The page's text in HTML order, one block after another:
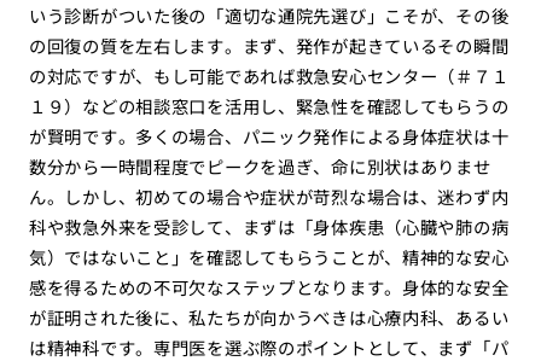
いう診断がついた後の「適切な通院先選び」こそが、その後
の回復の質を左右します。まず、発作が起きているその瞬間
の対応ですが、もし可能であれば救急安心センター（＃７１
１９）などの相談窓口を活用し、緊急性を確認してもらうの
が賢明です。多くの場合、パニック発作による身体症状は十
数分から一時間程度でピークを過ぎ、命に別状はありませ
ん。しかし、初めての場合や症状が苛烈な場合は、迷わず内
科や救急外来を受診して、まずは「身体疾患（心臓や肺の病
気）ではないこと」を確認してもらうことが、精神的な安心
感を得るための不可欠なステップとなります。身体的な安全
が証明された後に、私たちが向かうべきは心療内科、あるい
は精神科です。専門医を選ぶ際のポイントとして、まず「パ